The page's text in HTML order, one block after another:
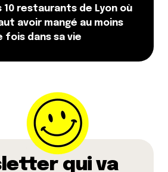
10 restaurants de Lyon où
avoir mangé au moins
fois dans sa vie
qui va